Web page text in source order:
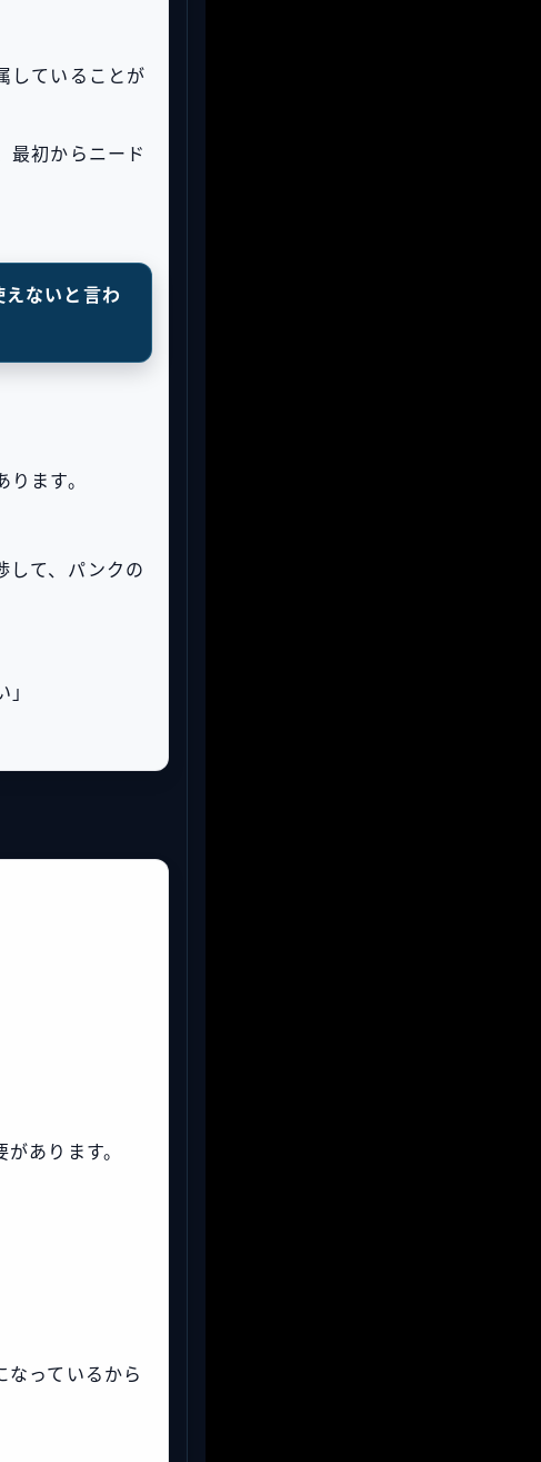
していることが
最初からニード
えないと言わ
ます。
して、パンクの
」
あります。
なっているから